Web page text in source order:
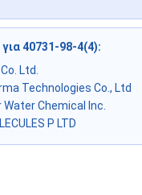
40731-98-4(4):
Ltd.
Technologies Co., Ltd
Water Chemical Inc.
P LTD